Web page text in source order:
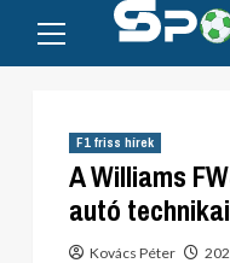
content
Menu
F1 friss hírek
A Williams
autó
Kovács Péter